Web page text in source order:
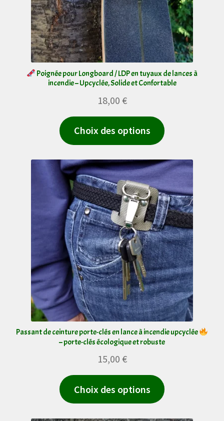
choisies
sur
la
page
du
produit
Poignée pour Longboard / LDP en tuyaux de lances à
incendie – Upcyclée, Solide et Confortable
18,00 €
Choix des options
Ce
produit
plusieurs
variations.
Les
options
peuvent
être
choisies
sur
la
page
du
produit
Passant de ceinture porte-clés en lance à incendie upcyclée
– porte-clés écologique et robuste
15,00 €
Choix des options
Ce
produit